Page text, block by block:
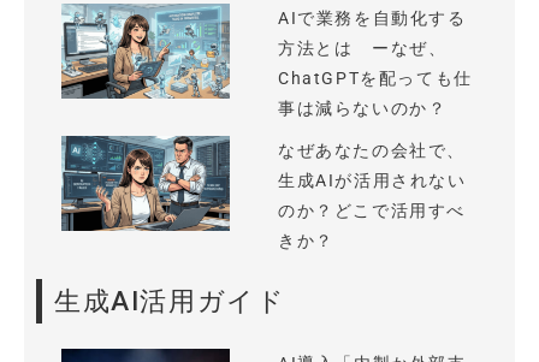
AIで業務を自動化する
方法とは ーなぜ、
ChatGPTを配っても仕
事は減らないのか？
なぜあなたの会社で、
生成AIが活用されない
のか？どこで活用すべ
きか？
生成AI活用ガイド